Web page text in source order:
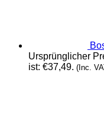
Ursprünglicher
ist: €37,49. (Inc.